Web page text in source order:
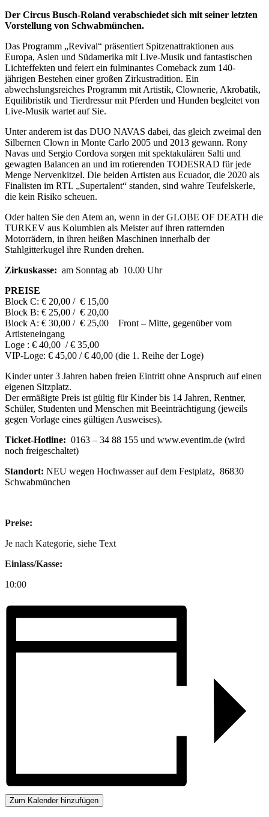
Der Circus Busch-Roland verabschiedet sich mit seiner letzten
Vorstellung von Schwabmünchen.
Das Programm „Revival“ präsentiert Spitzenattraktionen aus
Europa, Asien und Südamerika mit Live-Musik und fantastischen
Lichteffekten und feiert ein fulminantes Comeback zum 140-
jährigen Bestehen einer großen Zirkustradition. Ein
abwechslungsreiches Programm mit Artistik, Clownerie, Akrobatik,
Equilibristik und Tierdressur mit Pferden und Hunden begleitet von
Live-Musik wartet auf Sie.
Unter anderem ist das DUO NAVAS dabei, das gleich zweimal den
Silbernen Clown in Monte Carlo 2005 und 2013 gewann. Rony
Navas und Sergio Cordova sorgen mit spektakulären Salti und
gewagten Balancen an und im rotierenden TODESRAD für jede
Menge Nervenkitzel. Die beiden Artisten aus Ecuador, die 2020 als
Finalisten im RTL „Supertalent“ standen, sind wahre Teufelskerle,
die kein Risiko scheuen.
Oder halten Sie den Atem an, wenn in der GLOBE OF DEATH die
TURKEV aus Kolumbien als Meister auf ihren ratternden
Motorrädern, in ihren heißen Maschinen innerhalb der
Stahlgitterkugel ihre Runden drehen.
Zirkuskasse: am Sonntag ab 10.00 Uhr
PREISE
Block C: € 20,00 / € 15,00
Block B: € 25,00 / € 20,00
Block A: € 30,00 / € 25,00 Front – Mitte, gegenüber vom
Artisteneingang
Loge : € 40,00 / € 35,00
VIP-Loge: € 45,00 / € 40,00 (die 1. Reihe der Loge)
Kinder unter 3 Jahren haben freien Eintritt ohne Anspruch auf einen
eigenen Sitzplatz.
Der ermäßigte Preis ist gültig für Kinder bis 14 Jahren, Rentner,
Schüler, Studenten und Menschen mit Beeinträchtigung (jeweils
gegen Vorlage eines gültigen Ausweises).
Ticket-Hotline: 0163 – 34 88 155 und www.eventim.de (wird
noch freigeschaltet)
Standort: NEU wegen Hochwasser auf dem Festplatz, 86830
Schwabmünchen
Preise:
Je nach Kategorie, siehe Text
Einlass/Kasse:
10:00
Zum Kalender hinzufügen